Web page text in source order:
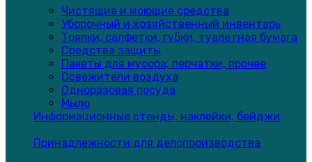
Чистящие и моющие средства
Уборочный и хозяйственный инвентарь
Тряпки, салфетки, губки, туалетная бумага
Средства защиты
Пакеты для мусора, перчатки, прочее
Освежители воздуха
Одноразовая посуда
Мыло
Информационные стенды, наклейки, бейджи
Принадлежности для делопроизводства